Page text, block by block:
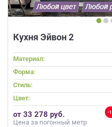
Кухня Эйвон 2
Материал:
Форма:
Стиль:
Цвет:
-
от 33 278 руб.
Цена за погонный метр